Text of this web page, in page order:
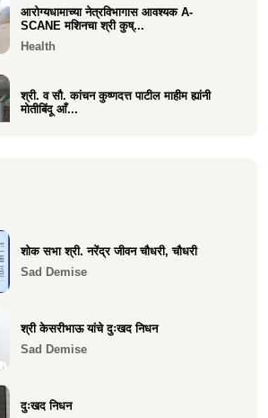
आरोग्यधामाच्या नेत्रविभागास आवश्यक A-
SCANE मशिनचा श्री कुष्...
Health
श्री. व सौ. कांचन कुष्णदत्त पाटील माहीम ह्यांनी
मोतीबिंदू आँ...
माकुणसारच्या एस के पाटील विद्यामंदिरच्या सन
1983 च्या 10 वी...
शोक सभा श्री. नरेंद्र जीवन चौधरी, चौधरी
Sad Demise
श्री केसरीभाऊ यांचे दुःखद निधन
Sad Demise
दुःखद निधन